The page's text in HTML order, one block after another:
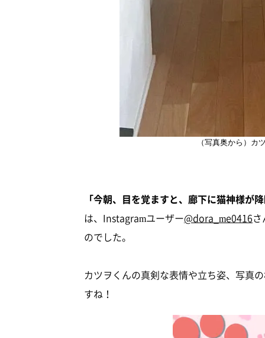
（写真奥から）カ
「今朝、目を覚ますと、廊下に猫神様が
は、Instagramユーザー@dora_me0416
のでした。
カツヲくんの真剣な表情や立ち姿、写真
すね！